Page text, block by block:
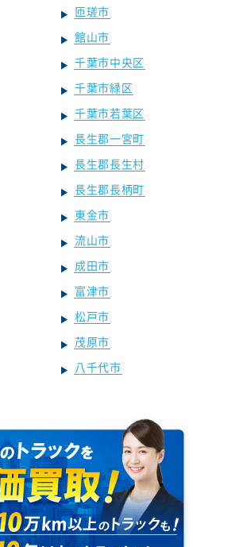
匝瑳市
館山市
千葉市中央区
千葉市緑区
千葉市若葉区
長生郡一宮町
長生郡長生村
長生郡長柄町
東金市
流山市
成田市
富津市
松戸市
茂原市
八千代市